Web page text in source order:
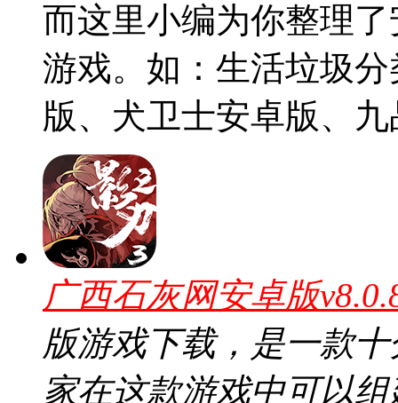
而这里小编为你整理
游戏。如：生活垃圾
版、犬卫士安卓版、
广西石灰网安卓版
版游戏下载，是一款
家在这款游戏中可以